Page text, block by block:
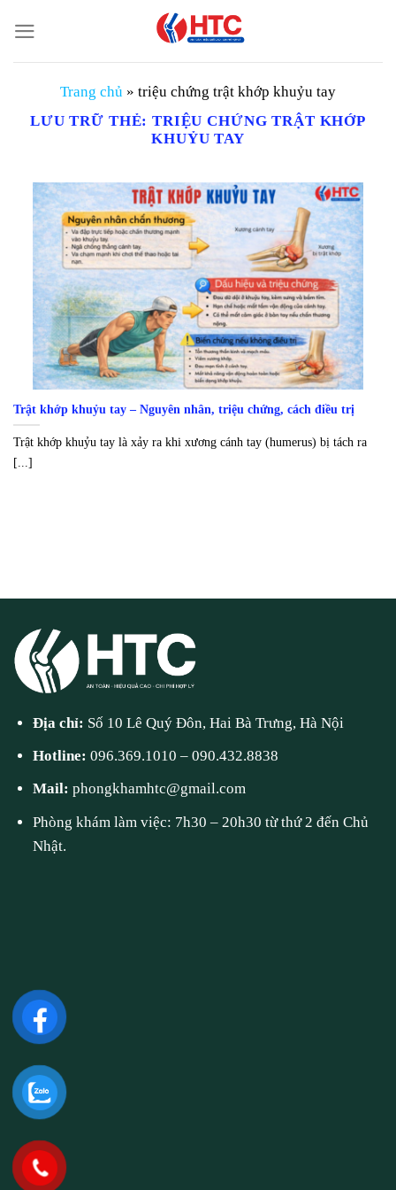
đến
nội
Trang chủ » triệu chứng trật khớp khuỷu tay
LƯU TRỮ THẺ:TRIỆU CHỨNG TRẬT KHỚP
KHUỶU TAY
Trật khớp khuỷu tay – Nguyên nhân, triệu chứng, cách điều trị
Trật khớp khuỷu tay là xảy ra khi xương cánh tay (humerus) bị tách ra
[...]
Địa chỉ: Số 10 Lê Quý Đôn, Hai Bà Trưng, Hà Nội
Hotline:096.369.1010 –090.432.8838
Mail:phongkhamhtc@gmail.com
Phòng khám làm việc: 7h30 – 20h30 từ thứ 2 đến Chủ
Nhật.